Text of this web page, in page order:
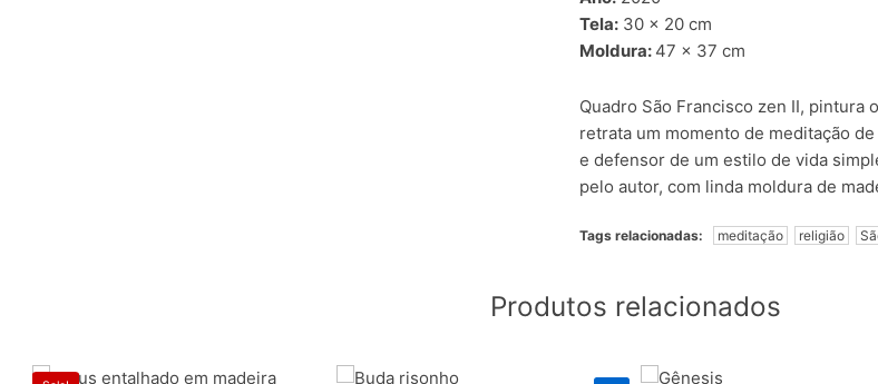
Tela: 30 x 20 cm
Moldura: 47 x 37 cm
Quadro São Francisco zen II, pintura
retrata um momento de meditação
e defensor de um estilo de vida
pelo autor, com linda moldura de
Tags relacionadas: meditação religião
Produtos relacionados